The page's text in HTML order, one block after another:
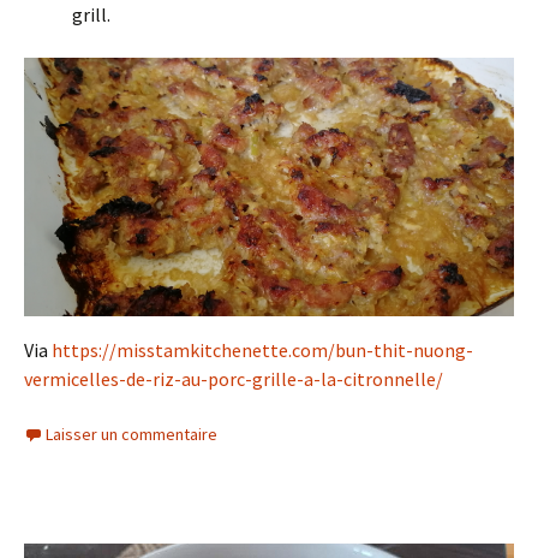
grill.
Via https://misstamkitchenette.com/bun-thit-nuong-
vermicelles-de-riz-au-porc-grille-a-la-citronnelle/
Laisser un commentaire